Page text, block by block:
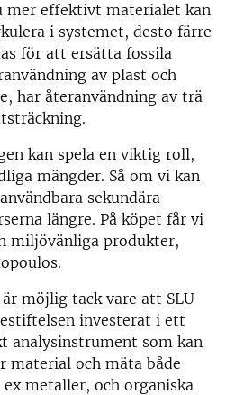
mer effektivt materialet kan
i systemet, desto färre
för att ersätta fossila
av plast och
har återanvändning av trä
kan spela en viktig roll,
mängder. Så om vi kan
sekundära
längre. På köpet får vi
miljövänliga produkter,
möjlig tack vare att SLU
investerat i ett
analysinstrument som kan
material och mäta både
metaller, och organiska